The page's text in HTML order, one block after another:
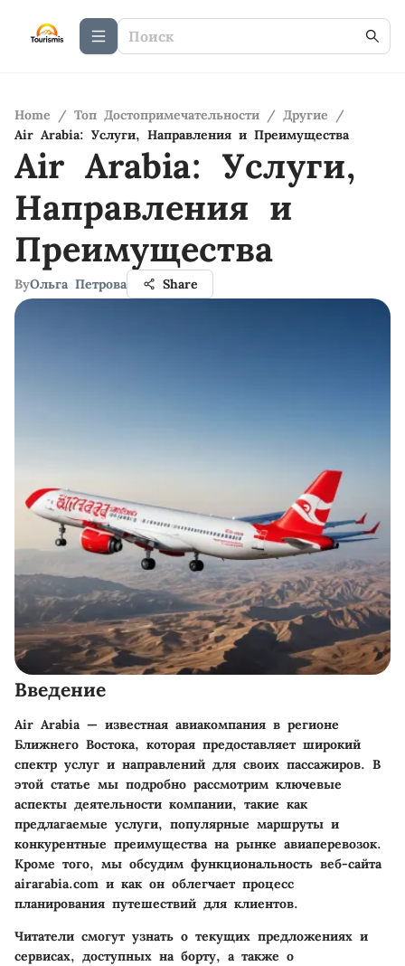
Home / Топ Достопримечательности / Другие
/
Air Arabia: Услуги, Направления и Преимущества
Air Arabia: Услуги,
Направления и
Преимущества
ByОльга Петрова Share
Введение
Air Arabia — известная авиакомпания в регионе
Ближнего Востока, которая предоставляет широкий
спектр услуг и направлений для своих пассажиров. В
этой статье мы подробно рассмотрим ключевые
аспекты деятельности компании, такие как
предлагаемые услуги, популярные маршруты и
конкурентные преимущества на рынке авиаперевозок.
Кроме того, мы обсудим функциональность веб-сайта
airarabia.com и как он облегчает процесс
планирования путешествий для клиентов.
Читатели смогут узнать о текущих предложениях и
сервисах, доступных на борту, а также о